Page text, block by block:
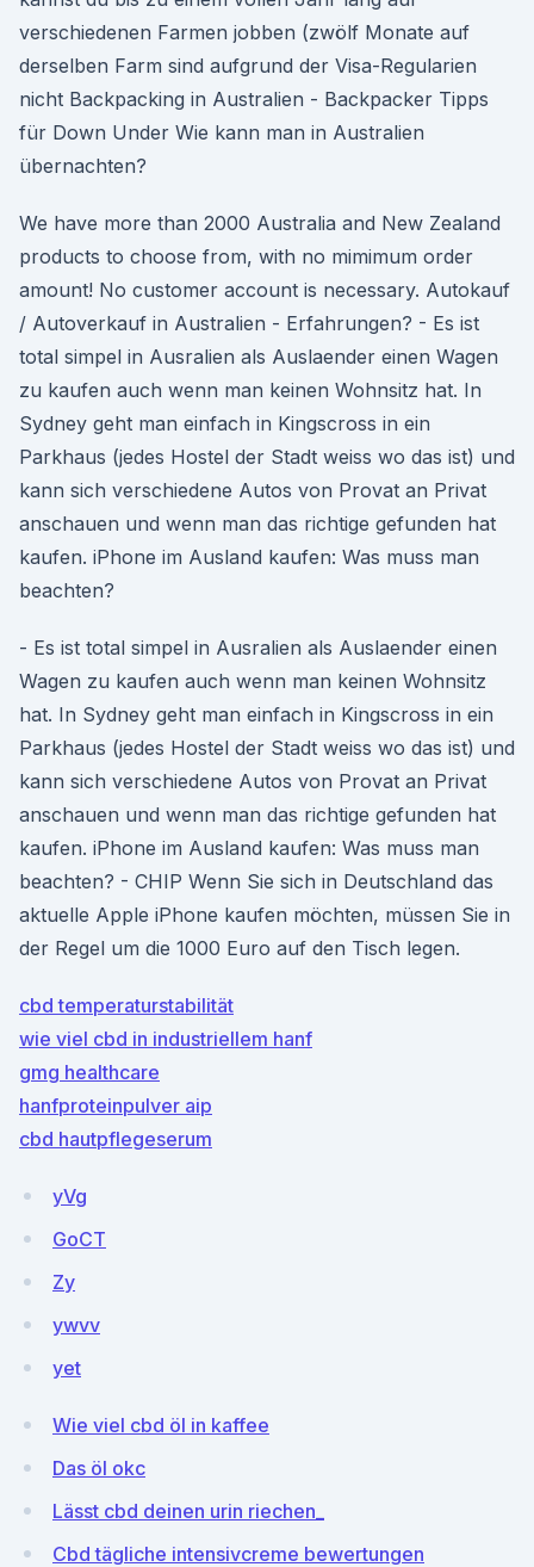
verschiedenen Farmen jobben (zwölf Monate auf
derselben Farm sind aufgrund der Visa-Regularien
nicht Backpacking in Australien - Backpacker Tipps
für Down Under Wie kann man in Australien
übernachten?
We have more than 2000 Australia and New Zealand
products to choose from, with no mimimum order
amount! No customer account is necessary. Autokauf
/ Autoverkauf in Australien - Erfahrungen? - Es ist
total simpel in Ausralien als Auslaender einen Wagen
zu kaufen auch wenn man keinen Wohnsitz hat. In
Sydney geht man einfach in Kingscross in ein
Parkhaus (jedes Hostel der Stadt weiss wo das ist) und
kann sich verschiedene Autos von Provat an Privat
anschauen und wenn man das richtige gefunden hat
kaufen. iPhone im Ausland kaufen: Was muss man
beachten?
- Es ist total simpel in Ausralien als Auslaender einen
Wagen zu kaufen auch wenn man keinen Wohnsitz
hat. In Sydney geht man einfach in Kingscross in ein
Parkhaus (jedes Hostel der Stadt weiss wo das ist) und
kann sich verschiedene Autos von Provat an Privat
anschauen und wenn man das richtige gefunden hat
kaufen. iPhone im Ausland kaufen: Was muss man
beachten? - CHIP Wenn Sie sich in Deutschland das
aktuelle Apple iPhone kaufen möchten, müssen Sie in
der Regel um die 1000 Euro auf den Tisch legen.
cbd temperaturstabilität
wie viel cbd in industriellem hanf
gmg healthcare
hanfproteinpulver aip
cbd hautpflegeserum
yVg
GoCT
Zy
ywvv
yet
Wie viel cbd öl in kaffee
Das öl okc
Lässt cbd deinen urin riechen_
Cbd tägliche intensivcreme bewertungen